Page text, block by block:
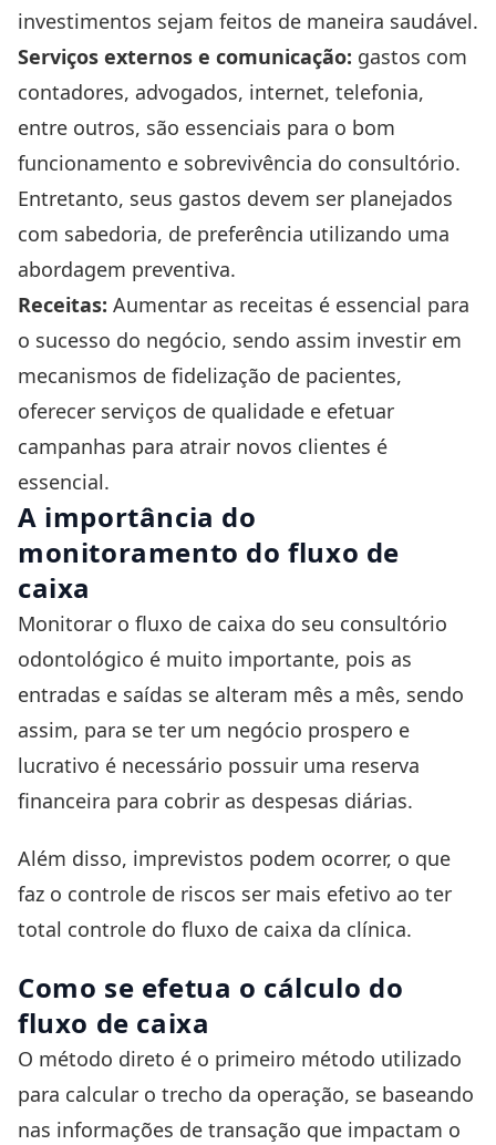
investimentos sejam feitos de maneira saudável.
Serviços externos e comunicação: gastos com
contadores, advogados, internet, telefonia,
entre outros, são essenciais para o bom
funcionamento e sobrevivência do consultório.
Entretanto, seus gastos devem ser planejados
com sabedoria, de preferência utilizando uma
abordagem preventiva.
Receitas: Aumentar as receitas é essencial para
o sucesso do negócio, sendo assim investir em
mecanismos de fidelização de pacientes,
oferecer serviços de qualidade e efetuar
campanhas para atrair novos clientes é
essencial.
A importância do
monitoramento do fluxo de
caixa
Monitorar o fluxo de caixa do seu consultório
odontológico é muito importante, pois as
entradas e saídas se alteram mês a mês, sendo
assim, para se ter um negócio prospero e
lucrativo é necessário possuir uma reserva
financeira para cobrir as despesas diárias.
Além disso, imprevistos podem ocorrer, o que
faz o controle de riscos ser mais efetivo ao ter
total controle do fluxo de caixa da clínica.
Como se efetua o cálculo do
fluxo de caixa
O método direto é o primeiro método utilizado
para calcular o trecho da operação, se baseando
nas informações de transação que impactam o